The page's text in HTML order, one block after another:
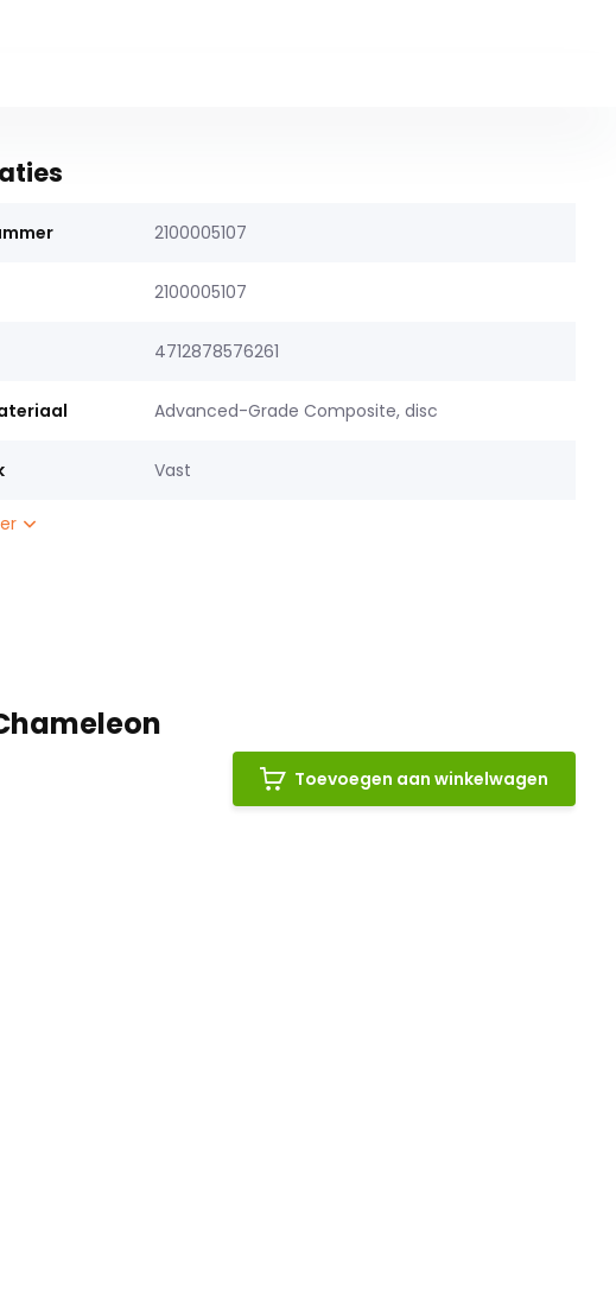
2100005107
2100005107
4712878576261
Advanced-Grade Composite, disc
Vast
Toevoegen aan winkelwagen